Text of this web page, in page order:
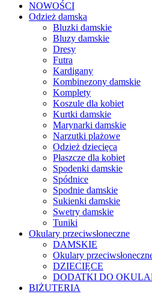
NOWOŚCI
Odzież damska
Bluzki damskie
Bluzy damskie
Dresy
Futra
Kardigany
Kombinezony damskie
Komplety
Koszule dla kobiet
Kurtki damskie
Marynarki damskie
Narzutki plażowe
Odzież dziecięca
Płaszcze dla kobiet
Spodenki damskie
Spódnice
Spodnie damskie
Sukienki damskie
Swetry damskie
Tuniki
Okulary przeciwsłoneczne
DAMSKIE
Okulary
DZIECIĘCE
DODATKI DO
BIŻUTERIA